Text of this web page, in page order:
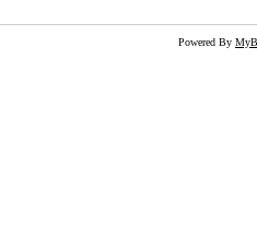
Powered By